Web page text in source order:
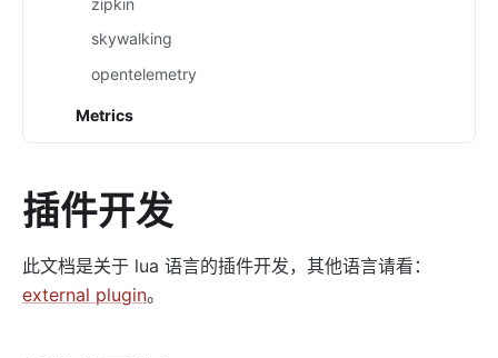
skywalking
opentelemetry
Metrics
node-status
datadog
Loggers
http-logger
插件开发
此文档是关于 lua 语言的插件开发，其他语言请看：
external plugin。